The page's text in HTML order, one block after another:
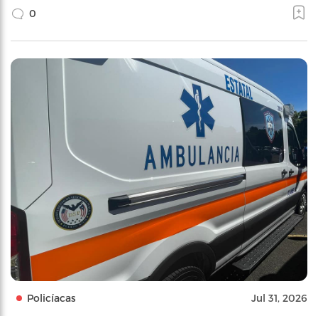
0
Policíacas Jul 31, 2026